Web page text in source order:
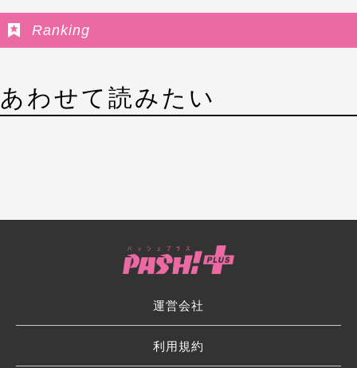
Ranking
あわせて読みたい
運営会社
利用規約